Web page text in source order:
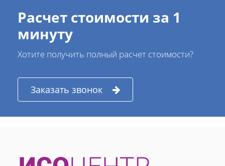
Расчет стоимости за 1
минуту
Хотите получить полный расчет стоимости?
Заказать звонок